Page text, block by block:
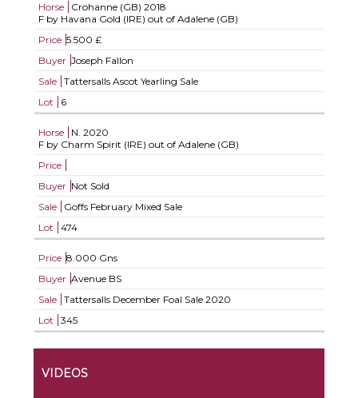
Horse
Crohanne (GB) 2018
F by Havana Gold (IRE) out of Adalene (GB)
Price 5.500 £
Buyer Joseph Fallon
Sale
Tattersalls Ascot Yearling Sale
Lot
6
Horse N. 2020
F by Charm Spirit (IRE) out of Adalene (GB)
Price
Buyer Not Sold
Sale
Goffs February Mixed Sale
Lot
474
Price 8.000 Gns
Buyer Avenue BS
Sale
Tattersalls December Foal Sale 2020
Lot
345
VIDEOS